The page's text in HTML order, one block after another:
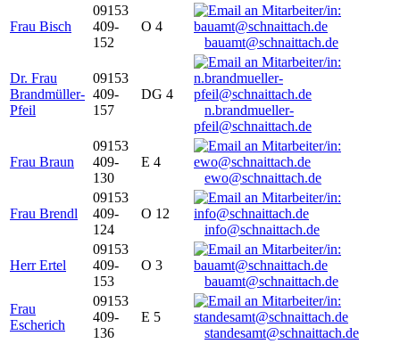
Frau Bisch
09153
409-
152
O 4
bauamt@schnaittach.de
Dr. Frau
Brandmüller-
Pfeil
09153
409-
157
DG 4
n.brandmueller-
pfeil@schnaittach.de
Frau Braun
09153
409-
130
E 4
ewo@schnaittach.de
Frau Brendl
09153
409-
124
O 12
info@schnaittach.de
Herr Ertel
09153
409-
153
O 3
bauamt@schnaittach.de
Frau
Escherich
09153
409-
136
E 5
standesamt@schnaittach.de